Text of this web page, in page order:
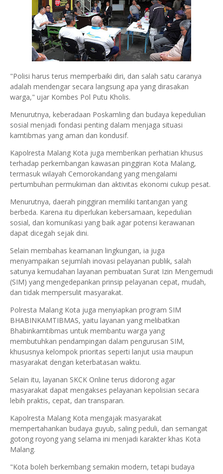
"Polisi harus terus memperbaiki diri, dan salah satu caranya
adalah mendengar secara langsung apa yang dirasakan
warga," ujar Kombes Pol Putu Kholis.
Menurutnya, keberadaan Poskamling dan budaya kepedulian
sosial menjadi fondasi penting dalam menjaga situasi
kamtibmas yang aman dan kondusif.
Kapolresta Malang Kota juga memberikan perhatian khusus
terhadap perkembangan kawasan pinggiran Kota Malang,
termasuk wilayah Cemorokandang yang mengalami
pertumbuhan permukiman dan aktivitas ekonomi cukup pesat.
Menurutnya, daerah pinggiran memiliki tantangan yang
berbeda. Karena itu diperlukan kebersamaan, kepedulian
sosial, dan komunikasi yang baik agar potensi kerawanan
dapat dicegah sejak dini.
Selain membahas keamanan lingkungan, ia juga
menyampaikan sejumlah inovasi pelayanan publik, salah
satunya kemudahan layanan pembuatan Surat Izin Mengemudi
(SIM) yang mengedepankan prinsip pelayanan cepat, mudah,
dan tidak mempersulit masyarakat.
Polresta Malang Kota juga menyiapkan program SIM
BHABINKAMTIBMAS, yaitu layanan yang melibatkan
Bhabinkamtibmas untuk membantu warga yang
membutuhkan pendampingan dalam pengurusan SIM,
khususnya kelompok prioritas seperti lanjut usia maupun
masyarakat dengan keterbatasan waktu.
Selain itu, layanan SKCK Online terus didorong agar
masyarakat dapat mengakses pelayanan kepolisian secara
lebih praktis, cepat, dan transparan.
Kapolresta Malang Kota mengajak masyarakat
mempertahankan budaya guyub, saling peduli, dan semangat
gotong royong yang selama ini menjadi karakter khas Kota
Malang.
"Kota boleh berkembang semakin modern, tetapi budaya